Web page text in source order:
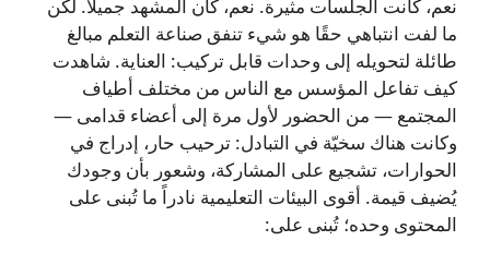
نعم، كانت الجلسات مثيرة. نعم، كان المشهد جميلًا. لكن
ما لفت انتباهي حقًا هو شيء تنفق صناعة التعلم مبالغ
طائلة لتحويله إلى وحدات قابل تركيب: العناية. شاهدت
كيف تفاعل المؤسس مع الناس من مختلف أطياف
المجتمع — من الحضور لأول مرة إلى أعضاء قدامى —
وكانت هناك سخيّة في التبادل: ترحيب حار، إدراج في
الحوارات، تشجيع على المشاركة، وشعور بأن وجودك
يُضيف قيمة. أقوى البيئات التعليمية نادراً ما تُبنى على
المحتوى وحده؛ تُبنى على: